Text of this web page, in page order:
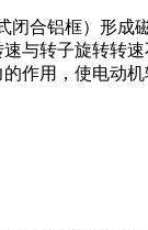
闭合铝框）形成
与转子旋转转
作用，使电动机